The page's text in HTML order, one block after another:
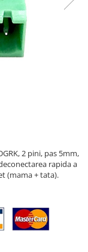
2 pini, pas 5mm,
rapida a
(mama + tata).